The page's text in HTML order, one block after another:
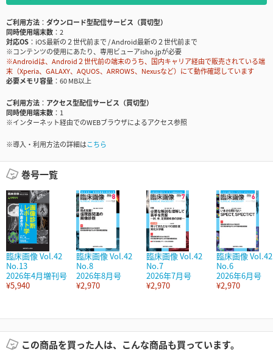
ご利用方法
ダウンロード型配信サービス（買切型）
同時使用端末数
2
対応OS
iOS最新の２世代前まで / Android最新の２世代前まで
※コンテンツの使用にあたり、専用ビューアisho.jpが必要
※Androidは、Android２世代前の端末のうち、国内キャリア経由で販売されている端
末（Xperia、GALAXY、AQUOS、ARROWS、Nexusなど）にて動作確認しています
必要メモリ容量
60 MB以上
ご利用方法
アクセス型配信サービス（買切型）
同時使用端末数
1
※インターネット経由でのWEBブラウザによるアクセス参照
※導入・利用方法の詳細はこちら
巻号一覧
臨床画像 Vol.42
No.13
2026年4月増刊号
¥5,940
臨床画像 Vol.42
No.8
2026年8月号
¥2,970
臨床画像 Vol.42
No.7
2026年7月号
¥2,970
臨床画像 Vol.42
No.6
2026年6月号
¥2,970
この商品を買った人は、こんな商品も買っています。